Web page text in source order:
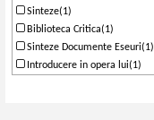
Sinteze(1)
Biblioteca Critica(1)
Sinteze Documente Eseuri(1)
Introducere in opera lui(1)